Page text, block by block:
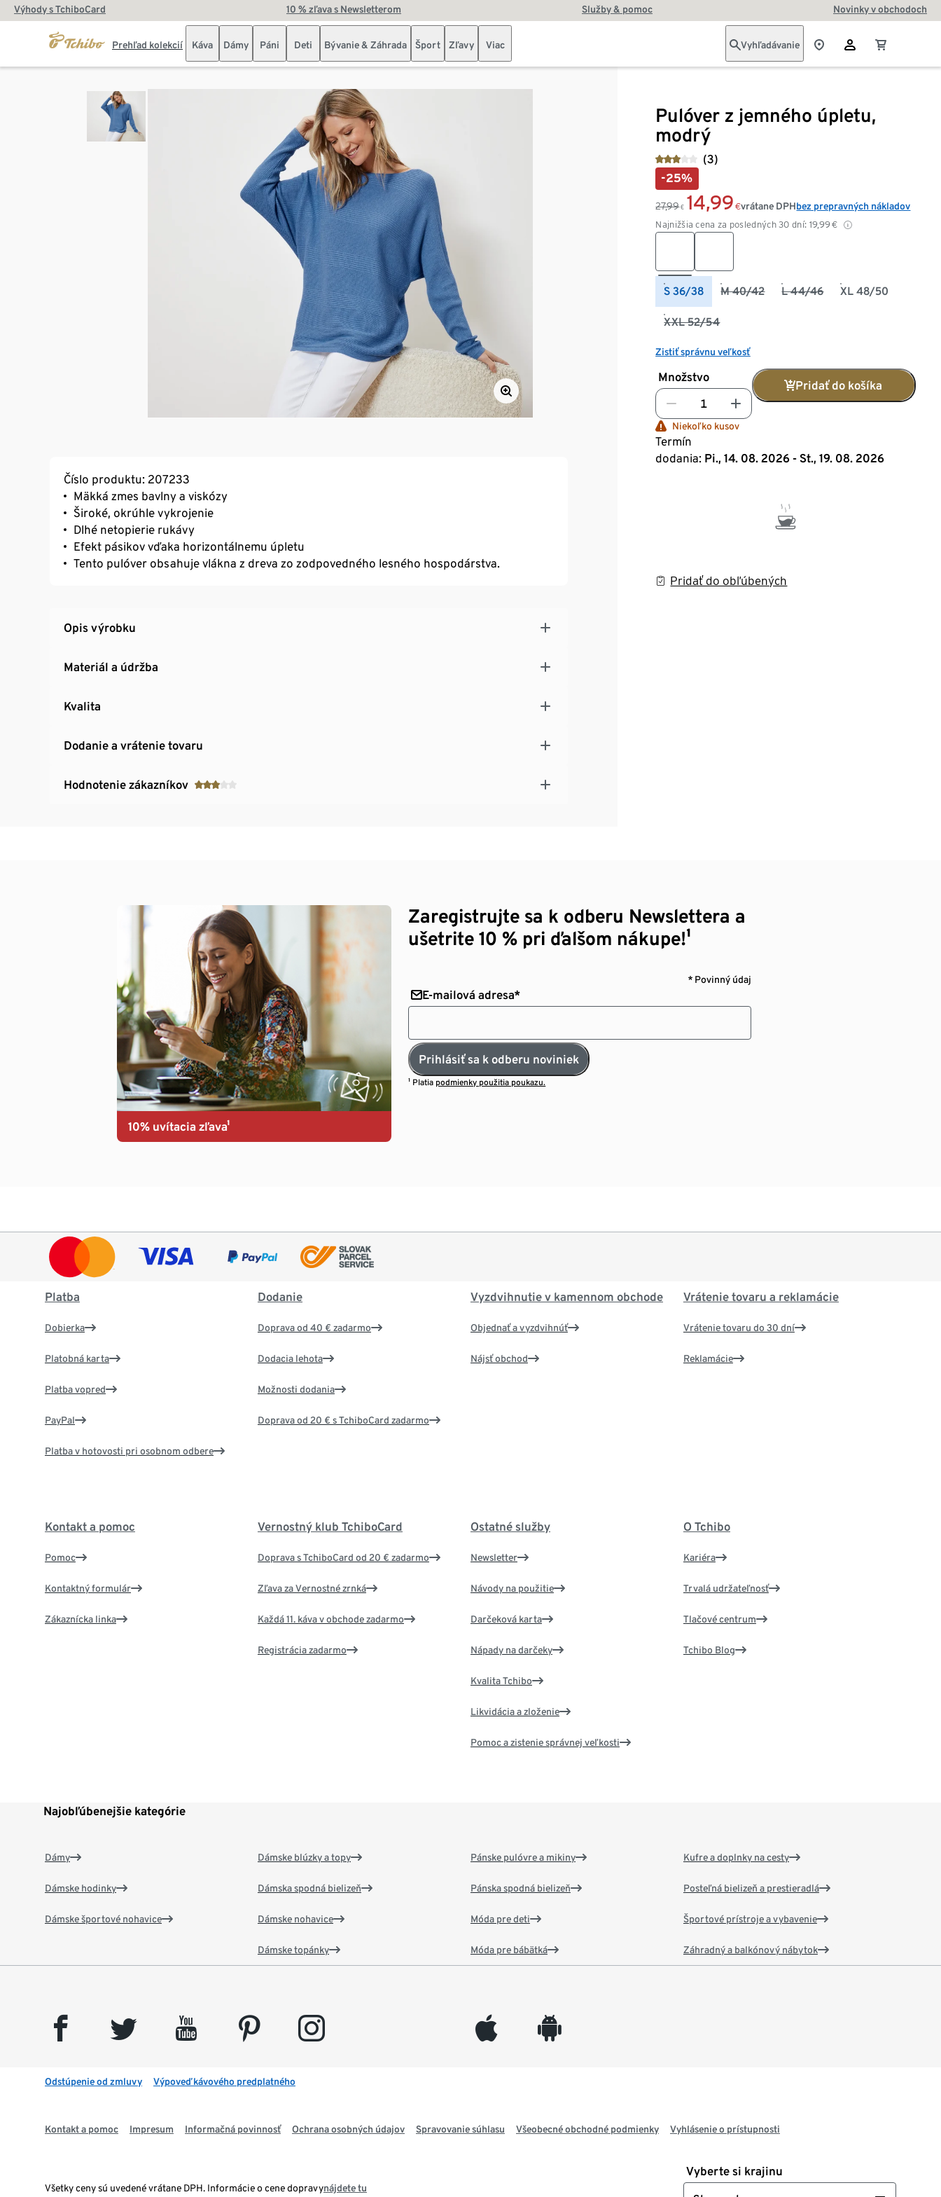
Výhody s TchiboCard 10 % zľava s Newsletterom Služby & pomoc Novinky v obchodoch
Prehľad kolekcií Káva Dámy Páni Deti Bývanie & Záhrada Šport Zľavy Viac Vyhľadávanie
Pulóver z jemného úpletu,
modrý
(3)
-25%
27,99 € 14,99 €
Najnižšia cena za posledných 30 dní: 19,99€
vrátane DPHbez prepravných nákladov
S 36/38 M 40/42 L 44/46 XL 48/50
XXL 52/54
Zistiť správnu veľkosť
Množstvo
Pridať do košíka
Niekoľko kusov
Termín
dodania: Pi., 14. 08. 2026 - St., 19. 08. 2026
Pridať do obľúbených
Číslo produktu: 207233
Mäkká zmes bavlny a viskózy
Široké, okrúhle vykrojenie
Dlhé netopierie rukávy
Efekt pásikov vďaka horizontálnemu úpletu
Tento pulóver obsahuje vlákna z dreva zo zodpovedného lesného hospodárstva.
Opis výrobku
Materiál a údržba
Kvalita
Dodanie a vrátenie tovaru
Hodnotenie zákazníkov
10% uvítacia zľava¹
Zaregistrujte sa k odberu Newslettera a
ušetrite 10 % pri ďalšom nákupe!¹
* Povinný údaj
E-mailová adresa*
Prihlásiť sa k odberu noviniek
¹ Platia podmienky použitia poukazu.
Platba
Dobierka
Platobná karta
Platba vopred
PayPal
Platba v hotovosti pri osobnom odbere
Dodanie
Doprava od 40 € zadarmo
Dodacia lehota
Možnosti dodania
Doprava od 20 € s TchiboCard zadarmo
Vyzdvihnutie v kamennom obchode
Objednať a vyzdvihnúť
Nájsť obchod
Vrátenie tovaru a reklamácie
Vrátenie tovaru do 30 dní
Reklamácie
Kontakt a pomoc
Pomoc
Kontaktný formulár
Zákaznícka linka
Vernostný klub TchiboCard
Doprava s TchiboCard od 20 € zadarmo
Zľava za Vernostné zrnká
Každá 11. káva v obchode zadarmo
Registrácia zadarmo
Ostatné služby
Newsletter
Návody na použitie
Darčeková karta
Nápady na darčeky
Kvalita Tchibo
Likvidácia a zloženie
Pomoc a zistenie správnej veľkosti
O Tchibo
Kariéra
Trvalá udržateľnosť
Tlačové centrum
Tchibo Blog
Najobľúbenejšie kategórie
Dámy
Dámske hodinky
Dámske športové nohavice
Dámske blúzky a topy
Dámska spodná bielizeň
Dámske nohavice
Dámske topánky
Pánske pulóvre a mikiny
Pánska spodná bielizeň
Móda pre deti
Móda pre bábätká
Kufre a doplnky na cesty
Posteľná bielizeň a prestieradlá
Športové prístroje a vybavenie
Záhradný a balkónový nábytok
facebook twitter youtube pinterest instagram appleinc android
Odstúpenie od zmluvy Výpoveď kávového predplatného
Kontakt a pomoc Impresum Informačná povinnosť Ochrana osobných údajov Spravovanie súhlasu Všeobecné obchodné podmienky Vyhlásenie o prístupnosti
Všetky ceny sú uvedené vrátane DPH. Informácie o cene dopravynájdete tu
Vyberte si krajinu